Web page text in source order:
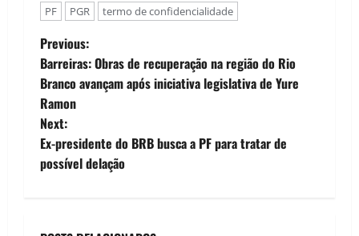
PF
PGR termo de confidencialidade
P
o
s
t
n
Previous:
Barreiras: Obras de recuperação na região do Rio
Branco avançam após iniciativa legislativa de Yure
Ramon
Next:
Ex-presidente do BRB busca a PF para tratar de
possível delação